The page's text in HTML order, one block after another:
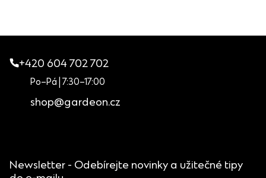
+420 604 702 702
Po–Pá | 7:30–17:00
shop@gardeon.cz
Newsletter - Odebírejte novinky a užitečné tipy